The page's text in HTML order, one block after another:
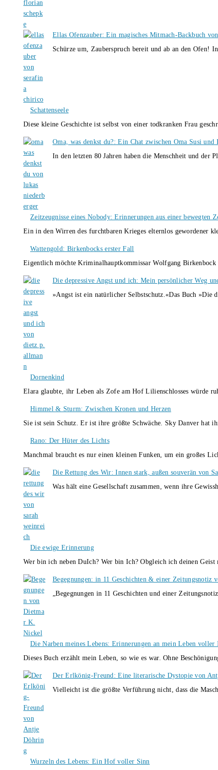
Ellas Ofenzauber: Ein magisches Mitmach-Backbuch
Schürze um, Zauberspruch bereit und ab an den Ofen!
Schattenseele
Diese kleine Geschichte ist selbst von einer todkranken Frau
Oma, was denkst du?: Ein Chat zwischen Oma Susi
In den letzten 80 Jahren haben die Menschheit und
Zeitzeugnisse eines Nobody: Erinnerungen aus einer bewegten
Ein in den Wirren des furchtbaren Krieges elternlos gewordener
Wattengold: Birkenbocks erster Fall
Eigentlich möchte Kriminalhauptkommissar Wolfgang
Die depressive Angst und ich: Mein persönlicher Weg
»Angst ist ein natürlicher Selbstschutz.«Das Buch
Dornenkind
Elara glaubte, ihr Leben als Zofe am Hof Lilienschlosses würde
Himmel & Sturm: Zwischen Kronen und Herzen
Sie ist sein Schutz. Er ist ihre größte Schwäche. Sky Danver
Rano: Der Hüter des Lichts
Manchmal braucht es nur einen kleinen Funken, um ein großes
Die Rettung des Wir: Innen stark, außen souverän von
Was hält eine Gesellschaft zusammen, wenn ihre
Die ewige Erinnerung
Wer bin ich neben DuIch? Wer bin Ich? Obgleich ich deinen
Begegnungen: in 11 Geschichten & einer Zeitungsnotiz
„Begegnungen in 11 Geschichten und einer
Die Narben meines Lebens: Erinnerungen an mein Leben
Dieses Buch erzählt mein Leben, so wie es war. Ohne
Der Erlkönig-Freund: Eine literarische Dystopie von
Vielleicht ist die größte Verführung nicht, dass die
Wurzeln des Lebens: Ein Hof voller Sinn